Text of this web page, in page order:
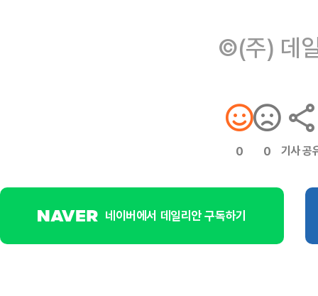
©(주) 데
0 0 기사 공
네이버에서 데일리안 구독하기